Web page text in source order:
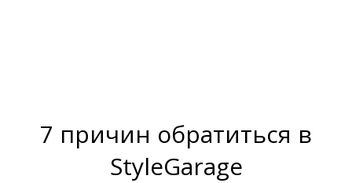
7 причин обратиться в
StyleGarage